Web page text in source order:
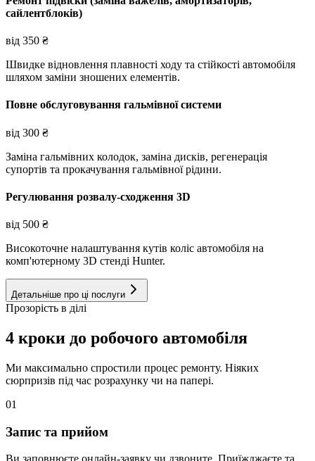
сайлентблоків)
від 350 ₴
Швидке відновлення плавності ходу та стійкості автомобіля
шляхом заміни зношених елементів.
Повне обслуговування гальмівної системи
від 300 ₴
Заміна гальмівних колодок, заміна дисків, регенерація
супортів та прокачування гальмівної рідини.
Регулювання розвалу-сходження 3D
від 500 ₴
Високоточне налаштування кутів коліс автомобіля на
комп'ютерному 3D стенді Hunter.
Детальніше про ці послуги
Прозорість в ділі
4 кроки до робочого автомобіля
Ми максимально спростили процес ремонту. Ніяких
сюрпризів під час розрахунку чи на папері.
01
Запис та прийом